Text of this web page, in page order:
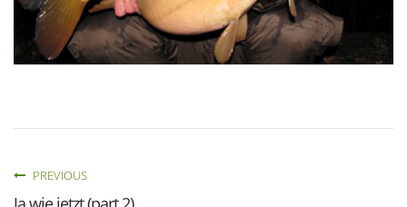
PREVIOUS